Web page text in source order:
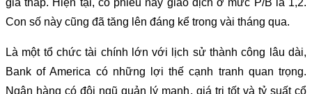
Con số này cũng đã tăng lên đáng kể trong vài tháng qua.
Là một tổ chức tài chính lớn với lịch sử thành công lâu dài,
Bank of America có những lợi thế cạnh tranh quan trọng.
Ngân hàng có đội ngũ quản lý mạnh, giá trị tốt và tỷ suất cổ